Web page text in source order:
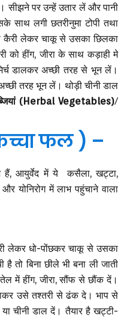
सीझने पर उन्हें उतार लें और पानी
लगी छतरीनुमा टोपी तथा
कैरी लेकर चाकू से उसका छिलका
हींग, जीरा के साथ कड़ाही मे
डालकर अच्छी तरह से भून लें।
तरह भून लें। थोड़ी चीनी डाल
(Herbal Vegetables)/
फल ) –
आयुर्वेद में ये कसैला, खट्टा,
योनिरोग में लाभ पहुंचाने वाला
लेकर धो-पोंछकर चाकू से उसका
तो बिना छीले भी बना ली जाती
में हींग, जीरा, सौंफ से छौंक दें।
उसे तश्तरी से ढंक दे। भाप से
चीनी डाल दें। तैयार है खट्टी-